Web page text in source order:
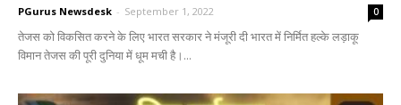
PGurus Newsdesk - September 1, 2022 0
तेजस को विकसित करने के लिए भारत सरकार ने मंजूरी दी भारत में निर्मित हल्के लड़ाकू
विमान तेजस की पूरी दुनिया में धूम मची है।...